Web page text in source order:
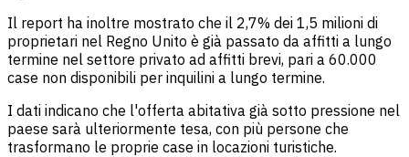
Il report ha inoltre mostrato che il 2,7% dei 1,5 milioni di
proprietari nel Regno Unito è già passato da affitti a lungo
termine nel settore privato ad affitti brevi, pari a 60.000
case non disponibili per inquilini a lungo termine.
I dati indicano che l'offerta abitativa già sotto pressione nel
paese sarà ulteriormente tesa, con più persone che
trasformano le proprie case in locazioni turistiche.